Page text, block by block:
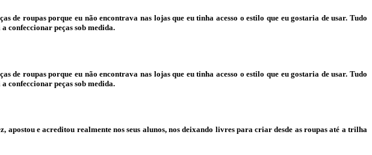
roupas porque eu não encontrava nas lojas que eu tinha acesso o estilo que eu gostaria de usar. Tudo
confeccionar peças sob medida.
roupas porque eu não encontrava nas lojas que eu tinha acesso o estilo que eu gostaria de usar. Tudo
confeccionar peças sob medida.
e acreditou realmente nos seus alunos, nos deixando livres para criar desde as roupas até a trilha